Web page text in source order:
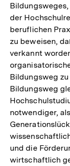
der
beruflichen
zu beweisen,
verkannt
Bildungsweg
Bildungsweg
notwendiger,
und die
wirtschaftlich